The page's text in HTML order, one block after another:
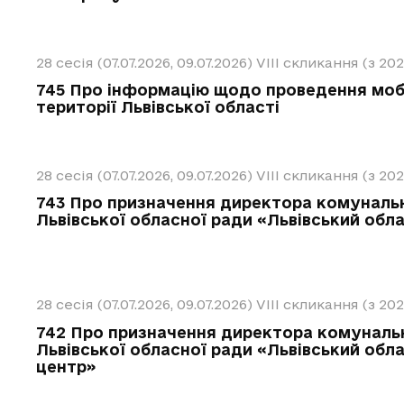
28 сесія (07.07.2026, 09.07.2026) VIII скликання (з
745 Про інформацію щодо проведення
території Львівської області
28 сесія (07.07.2026, 09.07.2026) VIII скликання (з
743 Про призначення директора
Львівської обласної ради «Львівський
28 сесія (07.07.2026, 09.07.2026) VIII скликання (з
742 Про призначення директора
Львівської обласної ради «Львівський
центр»